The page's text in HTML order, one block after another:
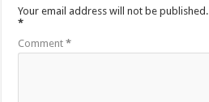
Your email address will not be published.
*
Comment*